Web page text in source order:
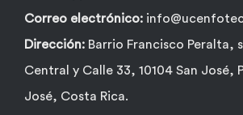
Correo electrónico:
Dirección: Barrio Francisco Peralta,
Central y Calle 33, 10104 San José,
José, Costa Rica.